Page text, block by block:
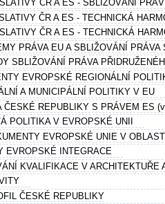
ČR A ES - SBLIŽOVÁNÍ
ČR A ES - TECHNICKÁ
ČR A ES - TECHNICKÁ
PRÁVA EU A SBLIŽOVÁNÍ
SBLIŽOVÁNÍ PRÁVA
EVROPSKÉ REGIONÁLNÍ
A MUNICIPÁLNÍ POLITIKY V EU
ČESKÉ REPUBLIKY S PRÁVEM ES
POLITIKA V EVROPSKÉ UNII
EVROPSKÉ UNIE V
EVROPSKÉ INTEGRACE
KVALIFIKACE V
ČESKÉ REPUBLIKY